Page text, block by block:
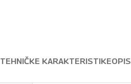
TEHNIČKE KARAKTERISTIKEOPIS